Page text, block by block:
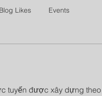
tuyến được xây dựng
Blog Likes Events